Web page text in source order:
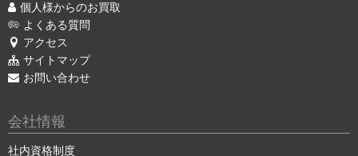
個人様からのお買取
よくある質問
アクセス
サイトマップ
お問い合わせ
会社情報
社内資格制度